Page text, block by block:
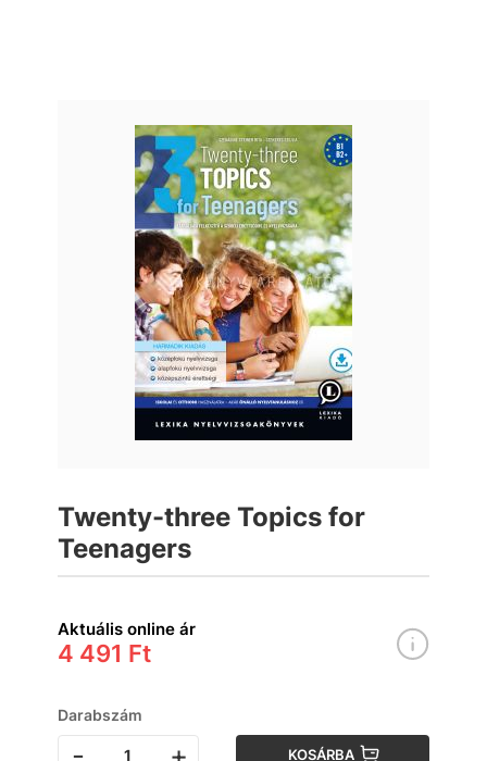
Twenty-three Topics for
Teenagers
Aktuális online ár
4 491 Ft
Darabszám
KOSÁRBA